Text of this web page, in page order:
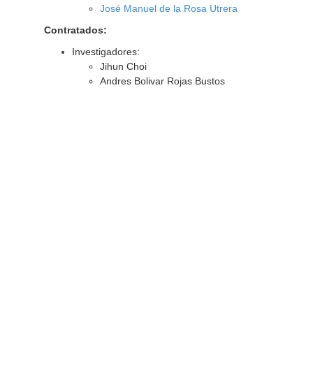
José Manuel de la Rosa Utrera
Contratados:
Investigadores:
Jihun Choi
Andres Bolivar Rojas Bustos